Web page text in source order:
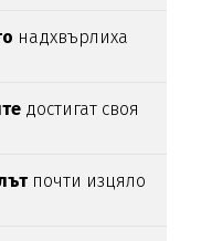
надхвърлиха
достигат своя
почти изцяло